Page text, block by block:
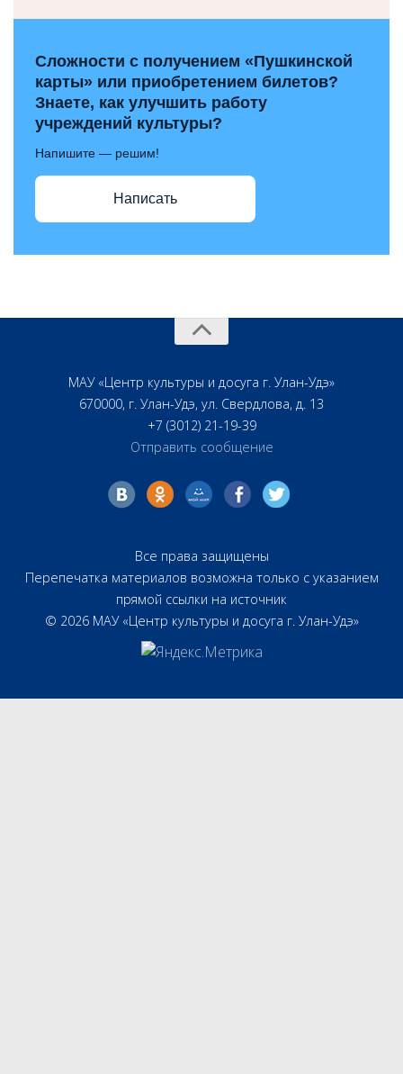
Сложности с получением «Пушкинской
карты» или приобретением билетов?
Знаете, как улучшить работу
учреждений культуры?
Напишите — решим!
Написать
МАУ «Центр культуры и досуга г. Улан-Удэ»
670000, г. Улан-Удэ, ул. Свердлова, д. 13
+7 (3012) 21-19-39
Отправить сообщение
Все права защищены
Перепечатка материалов возможна только с указанием
прямой ссылки на источник
© 2026 МАУ «Центр культуры и досуга г. Улан-Удэ»